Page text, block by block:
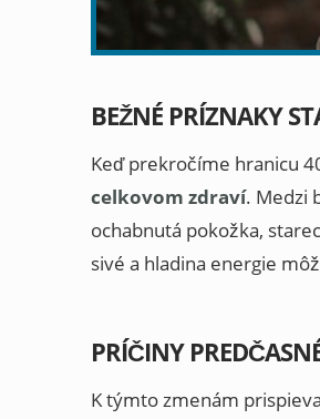
BEŽNÉ PRÍZNAKY
Keď prekročíme hranicu
celkovom zdraví. Medzi
ochabnutá pokožka,
sivé a hladina energie
PRÍČINY
K týmto zmenám